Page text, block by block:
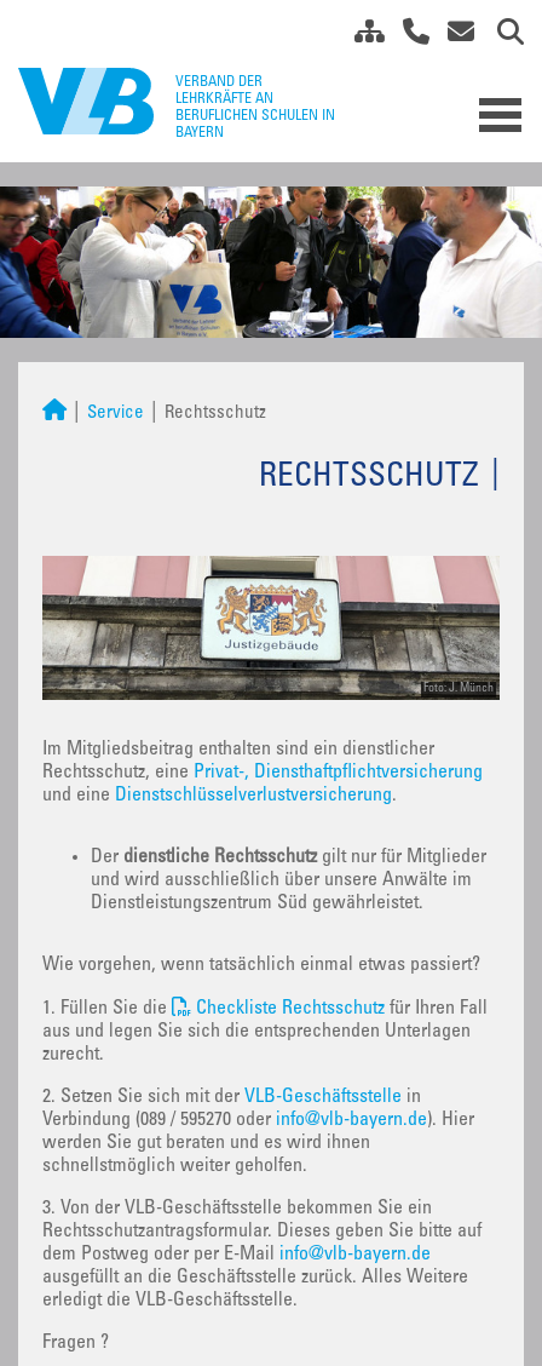
Service Rechtsschutz
RECHTSSCHUTZ
Foto: J. Münch
Im Mitgliedsbeitrag enthalten sind ein dienstlicher
Rechtsschutz, eine Privat-, Diensthaftpflichtversicherung
und eine Dienstschlüsselverlustversicherung.
Der dienstliche Rechtsschutzgilt nur für Mitglieder
und wird ausschließlich über unsere Anwälte im
Dienstleistungszentrum Süd gewährleistet.
Wie vorgehen, wenn tatsächlich einmal etwas passiert?
1. Füllen Sie die Checkliste Rechtsschutz für Ihren Fall
aus und legen Sie sich die entsprechenden Unterlagen
zurecht.
2. Setzen Sie sich mit der VLB-Geschäftsstelle in
Verbindung (089 / 595270 oder info@vlb-bayern.de). Hier
werden Sie gut beraten und es wird ihnen
schnellstmöglich weiter geholfen.
3. Von der VLB-Geschäftsstelle bekommen Sie ein
Rechtsschutzantragsformular. Dieses geben Sie bitte auf
dem Postweg oder per E-Mail info@vlb-bayern.de
ausgefüllt an die Geschäftsstelle zurück. Alles Weitere
erledigt die VLB-Geschäftsstelle.
Fragen ?